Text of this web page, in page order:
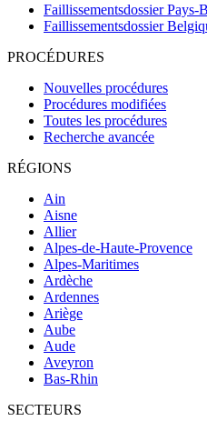
Faillissementsdossier Pays-
Faillissementsdossier
PROCÉDURES
Nouvelles procédures
Procédures modifiées
Toutes les procédures
Recherche avancée
RÉGIONS
Ain
Aisne
Allier
Alpes-de-Haute-Provence
Alpes-Maritimes
Ardèche
Ardennes
Ariège
Aube
Aude
Aveyron
Bas-Rhin
SECTEURS